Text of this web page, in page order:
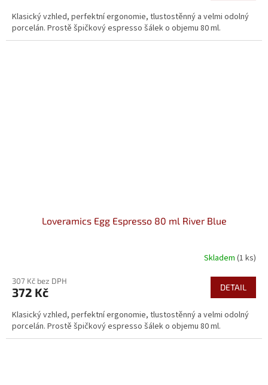
Klasický vzhled, perfektní ergonomie, tlustostěnný a velmi odolný
porcelán. Prostě špičkový espresso šálek o objemu 80 ml.
Loveramics Egg Espresso 80 ml River Blue
Skladem (1 ks)
307 Kč bez DPH
372 Kč DETAIL
Klasický vzhled, perfektní ergonomie, tlustostěnný a velmi odolný
porcelán. Prostě špičkový espresso šálek o objemu 80 ml.